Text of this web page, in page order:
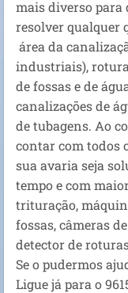
mais diverso para
resolver qualquer
área da
industriais),
de fossas e de
canalizações de
de tubagens. Ao
contar com todos
sua avaria seja
tempo e com
trituração,
fossas, câmeras
detector de
Se o pudermos
Ligue já para o